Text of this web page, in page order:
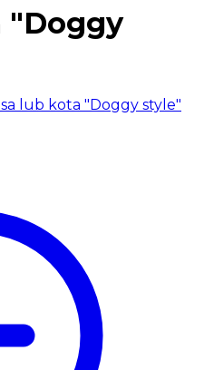
"Doggy
lub kota "Doggy style"